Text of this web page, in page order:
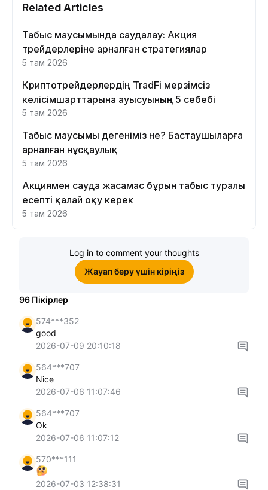
Related Articles
Табыс маусымында саудалау: Акция
трейдерлеріне арналған стратегиялар
5 там 2026
Криптотрейдерлердің TradFi мерзімсіз
келісімшарттарына ауысуының 5 себебі
5 там 2026
Табыс маусымы дегеніміз не? Бастаушыларға
арналған нұсқаулық
5 там 2026
Акциямен сауда жасамас бұрын табыс туралы
есепті қалай оқу керек
5 там 2026
Log in to comment your thoughts
Жауап беру үшін кіріңіз
96 Пікірлер
574***352
good
2026-07-09 20:10:18
564***707
Nice
2026-07-06 11:07:46
564***707
Ok
2026-07-06 11:07:12
570***111
2026-07-03 12:38:31